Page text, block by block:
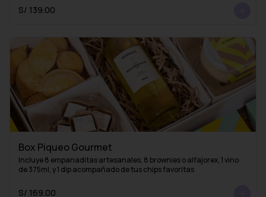
S/ 139.00
Box Piqueo Gourmet
Incluye 8 empanaditas artesanales, 8 brownies o alfajorex, 1 vino
de 375ml, y 1 dip acompañado de tus chips favoritas
S/ 169.00